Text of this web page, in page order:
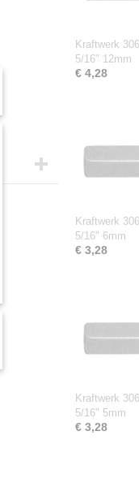
Kraftwerk
5/16" 12mm
€ 4,28
Kraftwerk
5/16" 6mm
€ 3,28
Kraftwerk
5/16" 5mm
€ 3,28